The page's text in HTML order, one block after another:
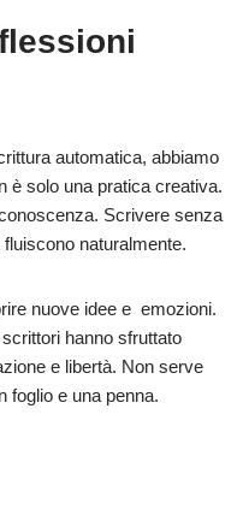
automatica, abbiamo
è solo una pratica creativa.
Scrivere senza
naturalmente.
nuove idee e emozioni.
hanno sfruttato
e libertà. Non serve
foglio e una penna.